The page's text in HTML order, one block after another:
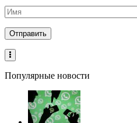
Популярные новости